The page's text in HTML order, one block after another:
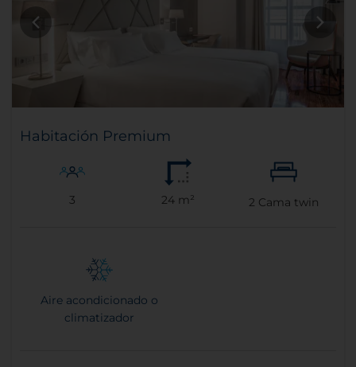
Habitación Premium
3 24 m² 2 Cama twin
Aire acondicionado o
climatizador